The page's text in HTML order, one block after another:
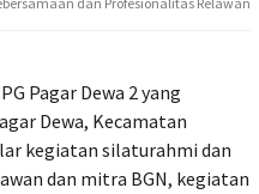
Pagar Dewa 2 yang
Dewa, Kecamatan
kegiatan silaturahmi dan
dan mitra BGN, kegiatan